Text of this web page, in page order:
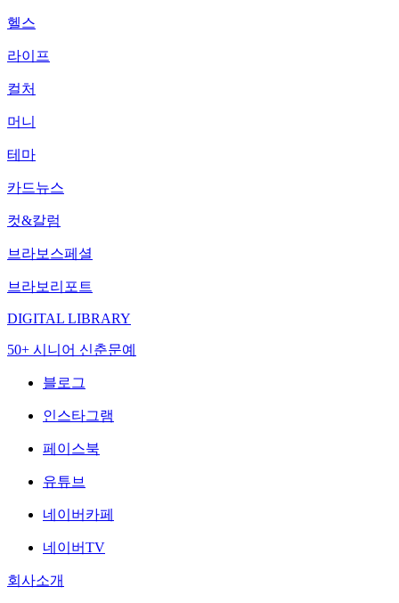
헬스
라이프
컬처
머니
테마
카드뉴스
컷&칼럼
브라보스페셜
브라보리포트
DIGITAL LIBRARY
50+ 시니어 신춘문예
블로그
인스타그램
페이스북
유튜브
네이버카페
네이버TV
회사소개